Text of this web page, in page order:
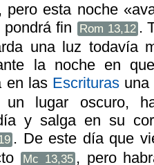
pero esta noche
fin
Rom 13,12 .
una luz todavía
la noche en
en las Escrituras
lugar oscuro,
y salga en su
. De este día que
Mc 13,35 , pero